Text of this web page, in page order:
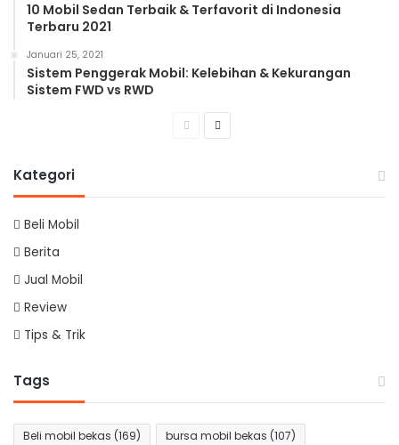
10 Mobil Sedan Terbaik & Terfavorit di Indonesia
Terbaru 2021
Januari 25, 2021
Sistem Penggerak Mobil: Kelebihan & Kekurangan
Sistem FWD vs RWD
PreviousNext
Kategori
Beli Mobil
Berita
Jual Mobil
Review
Tips & Trik
Tags
Beli mobil bekas (169) bursa mobil bekas (107)